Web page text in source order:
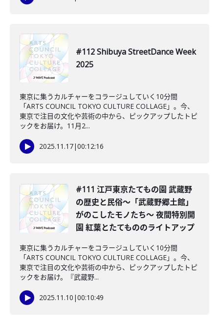
#112 Shibuya StreetDance Week
2025
東京に集うカルチャーをコラージュしていく10分間
「ARTS COUNCIL TOKYO CULTURE COLLAGE」。今、
東京で注目の文化や芸術の中から、ピックアップしたトピ
ックをお届け。11月2...
2025.11.17|00:12:16
#111 江戸東京たてもの園 武蔵野
の歴史と民俗〜「武蔵野郷土館」
がのこしたモノたち〜 夜間特別開
園 紅葉とたてもののライトアップ
東京に集うカルチャーをコラージュしていく10分間
「ARTS COUNCIL TOKYO CULTURE COLLAGE」。今、
東京で注目の文化や芸術の中から、ピックアップしたトピ
ックをお届け。『武蔵野...
2025.11.10 |00:10:49